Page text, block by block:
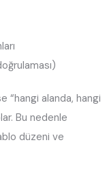
“hangi alanda, hangi
Bu nedenle
düzeni ve